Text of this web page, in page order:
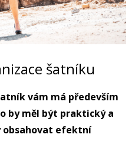
šatníku
vám má především
by měl být praktický a
obsahovat efektní